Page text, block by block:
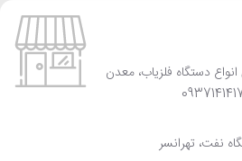
دستگاه فلزیاب، معدن